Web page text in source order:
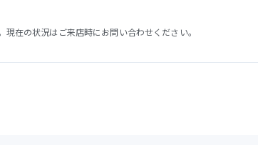
在の状況はご来店時にお問い合わせください。